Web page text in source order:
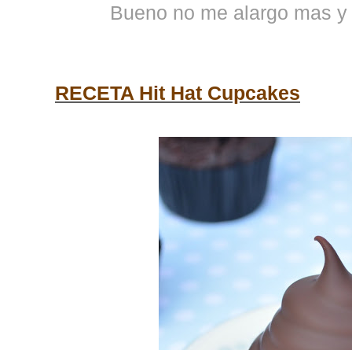
Bueno no me alargo mas
RECETA Hit Hat Cupcakes